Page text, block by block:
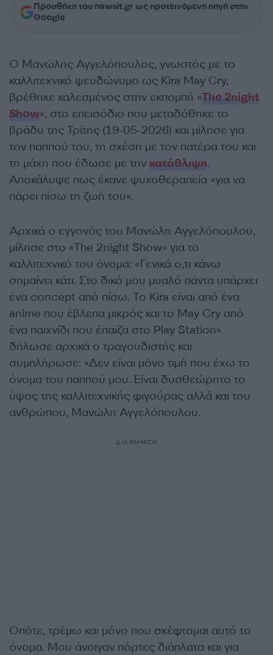
Προσθήκη του newsit.gr ως προτεινόμενη πηγή στην
Google
Ο Μανώλης Αγγελόπουλος, γνωστός με το
καλλιτεχνικό ψευδώνυμο ως Kira May Cry,
βρέθηκε καλεσμένος στην εκπομπή «The 2night
Show», στο επεισόδιο που μεταδόθηκε το
βράδυ της Τρίτης (19-05-2026) και μίλησε για
τον παππού του, τη σχέση με τον πατέρα του και
τη μάχη που έδωσε με την κατάθλιψη.
Αποκάλυψε πως έκανε ψυχοθεραπεία «για να
πάρει πίσω τη ζωή του».
Αρχικά ο εγγονός του Μανώλη Αγγελόπουλου,
μίλησε στο «The 2night Show» για το
καλλιτεχνικό του όνομα: «Γενικά ο,τι κάνω
σημαίνει κάτι. Στο δικό μου μυαλό πάντα υπάρχει
ένα concept από πίσω. Το Kira είναι από ένα
anime που έβλεπα μικρός και το May Cry από
ένα παιχνίδι που έπαιζα στο Play Station»
δήλωσε αρχικά ο τραγουδιστής και
συμπλήρωσε: «Δεν είναι μόνο τιμή που έχω το
όνομα του παππού μου. Είναι δυσθεώρητο το
ύψος της καλλιτεχνικής φιγούρας αλλά και του
ανθρώπου, Μανώλη Αγγελόπουλου.
ΔΙΑΦΗΜΙΣΗ
Οπότε, τρέμω και μόνο που σκέφτομαι αυτό το
όνομα. Μου άνοιγαν πόρτες διάπλατα και για